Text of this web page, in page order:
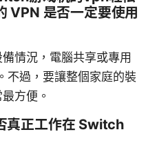
VPN 是否一定要使用
情況，電腦共享或專用
不過，要讓整個家庭的裝
方便。
真正工作在 Switch